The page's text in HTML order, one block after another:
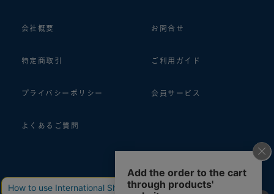
会社概要 お問合せ
特定商取引 ご利用ガイド
プライバシーポリシー 会員サービス
よくあるご質問
follow us!